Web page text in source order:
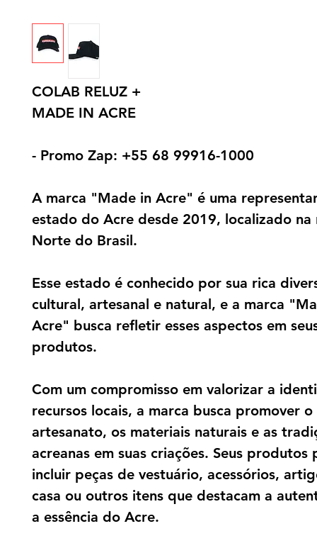
COLAB RELUZ +
MADE IN ACRE
- Promo Zap: +55 68 99916-1000
A marca "Made in Acre" é uma
estado do Acre desde 2019, localizado na
Norte do Brasil.
Esse estado é conhecido por sua rica
cultural, artesanal e natural, e a marca
Acre" busca refletir esses aspectos em
produtos.
Com um compromisso em valorizar a
recursos locais, a marca busca promover o
artesanato, os materiais naturais e as
acreanas em suas criações. Seus produtos
incluir peças de vestuário, acessórios,
casa ou outros itens que destacam a
a essência do Acre.